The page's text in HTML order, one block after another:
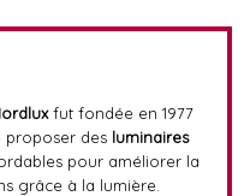
fut fondée en 1977
proposer des luminaires
pour améliorer la
grâce à la lumière.